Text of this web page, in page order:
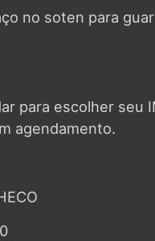
no soten para
para escolher seu
agendamento.